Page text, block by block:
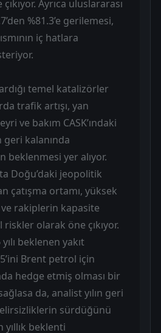
Ayrıca uluslararası
%81.3’e gerilemesi,
iç hatlara
temel katalizörler
trafik artışı, yan
ve bakım CASK’ındaki
geri kalanında
beklenmesi yer alıyor.
Doğu’daki jeopolitik
çatışma ortamı, yüksek
ve rakiplerin kapasite
riskler olarak öne çıkıyor.
beklenen yakıt
Brent petrol için
hedge etmiş olması bir
da, analist yılın geri
sürdüğünü
beklenti